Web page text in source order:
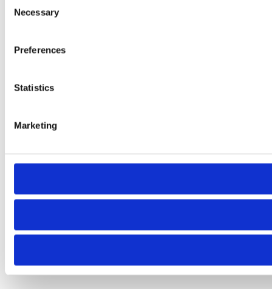
Selection
Necessary
Preferences
Statistics
Marketing